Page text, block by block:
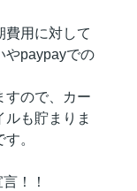
費用に対して
やpaypayでの
すので、カー
ルも貯まりま
。
！！